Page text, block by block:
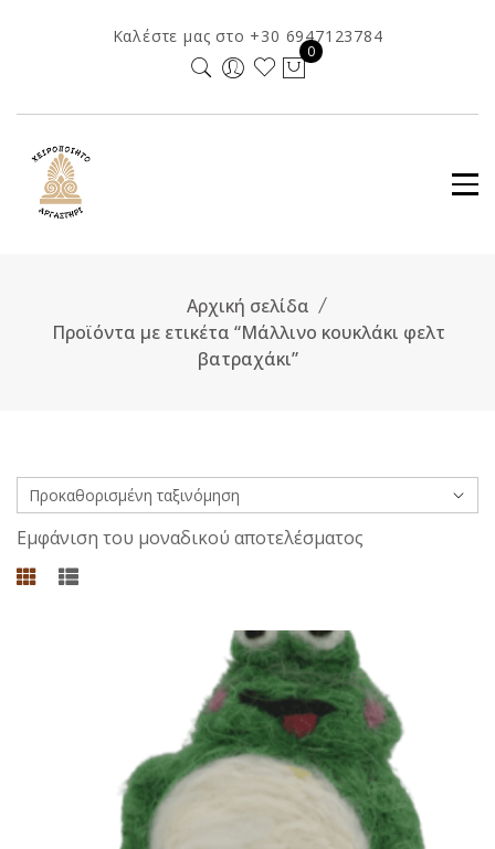
Καλέστε μας στο +30 6947123784
0
Αρχική σελίδα
Προϊόντα με ετικέτα “Μάλλινο κουκλάκι φελτ
βατραχάκι”
Εμφάνιση του μοναδικού αποτελέσματος